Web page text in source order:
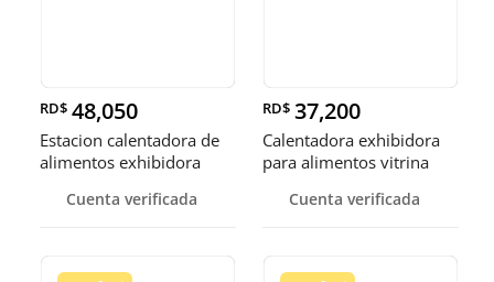
RD$ 48,050
Estacion calentadora de
alimentos exhibidora
Cuenta verificada
RD$ 37,200
Calentadora exhibidora
para alimentos vitrina
Cuenta verificada